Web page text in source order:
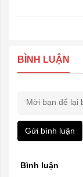
BÌNH LUẬN
Gửi bình luận
Bình luận